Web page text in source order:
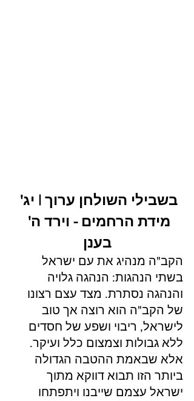
בשבילי השולחן ערוך | יג'
מידת הרחמים - וירד ה'
בענן
הקב"ה מנהיג את עם ישראל
בשתי הנהגות: הנהגה גלויה
והנהגה נסתרת. מצד עצם רצונו
של הקב"ה הוא רוצה אך טוב
לישראל, ריבוי ושפע של חסדים
ללא גבולות וצמצום כלל ועיקר.
אלא שבאמת ההטבה הגדולה
ביותר הזו תבוא דווקא מתוך
ישראל עצמם שייבנו ויתפתחו